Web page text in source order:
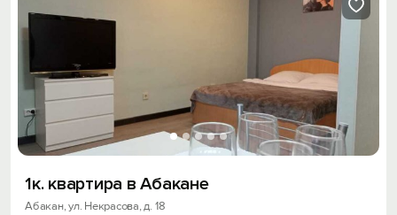
1к. квартира в Абакане
Абакан, ул. Некрасова, д. 18